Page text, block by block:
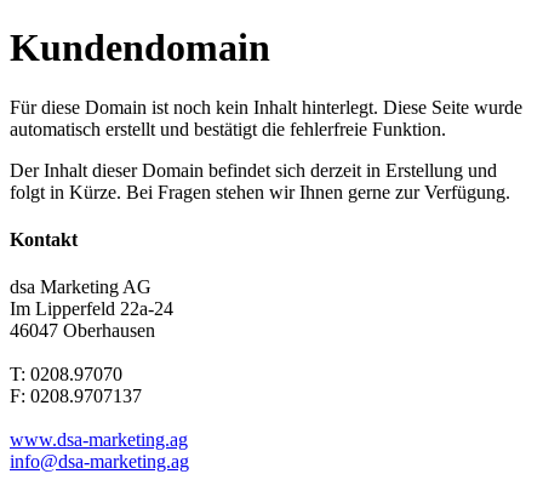
Kundendomain
Für diese Domain ist noch kein Inhalt hinterlegt. Diese Seite wurde
automatisch erstellt und bestätigt die fehlerfreie Funktion.
Der Inhalt dieser Domain befindet sich derzeit in Erstellung und
folgt in Kürze. Bei Fragen stehen wir Ihnen gerne zur Verfügung.
Kontakt
dsa Marketing AG
Im Lipperfeld 22a-24
46047 Oberhausen
T: 0208.97070
F: 0208.9707137
www.dsa-marketing.ag
info@dsa-marketing.ag